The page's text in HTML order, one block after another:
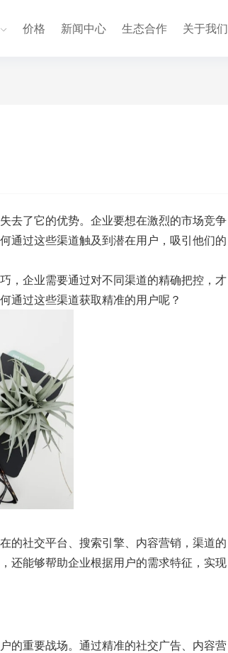
价格 新闻中心 生态合作 关于我们
去了它的优势。企业要想在激烈的市场竞争
通过这些渠道触及到潜在用户，吸引他们的
，企业需要通过对不同渠道的精确把控，才
通过这些渠道获取精准的用户呢？
的社交平台、搜索引擎、内容营销，渠道的
还能够帮助企业根据用户的需求特征，实现
的重要战场。通过精准的社交广告、内容营